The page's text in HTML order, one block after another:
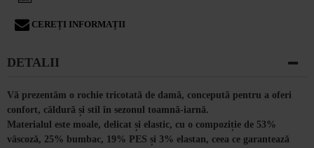
CEREȚI INFORMAȚII
DETALII
Vă prezentăm o rochie tricotată de damă, concepută pentru a oferi
confort, căldură și stil în sezonul toamnă-iarnă.
Materialul este moale, delicat și elastic, cu o compoziție de 53%
vâscoză, 25% bumbac, 19% PES și 3% elastan, ceea ce garantează